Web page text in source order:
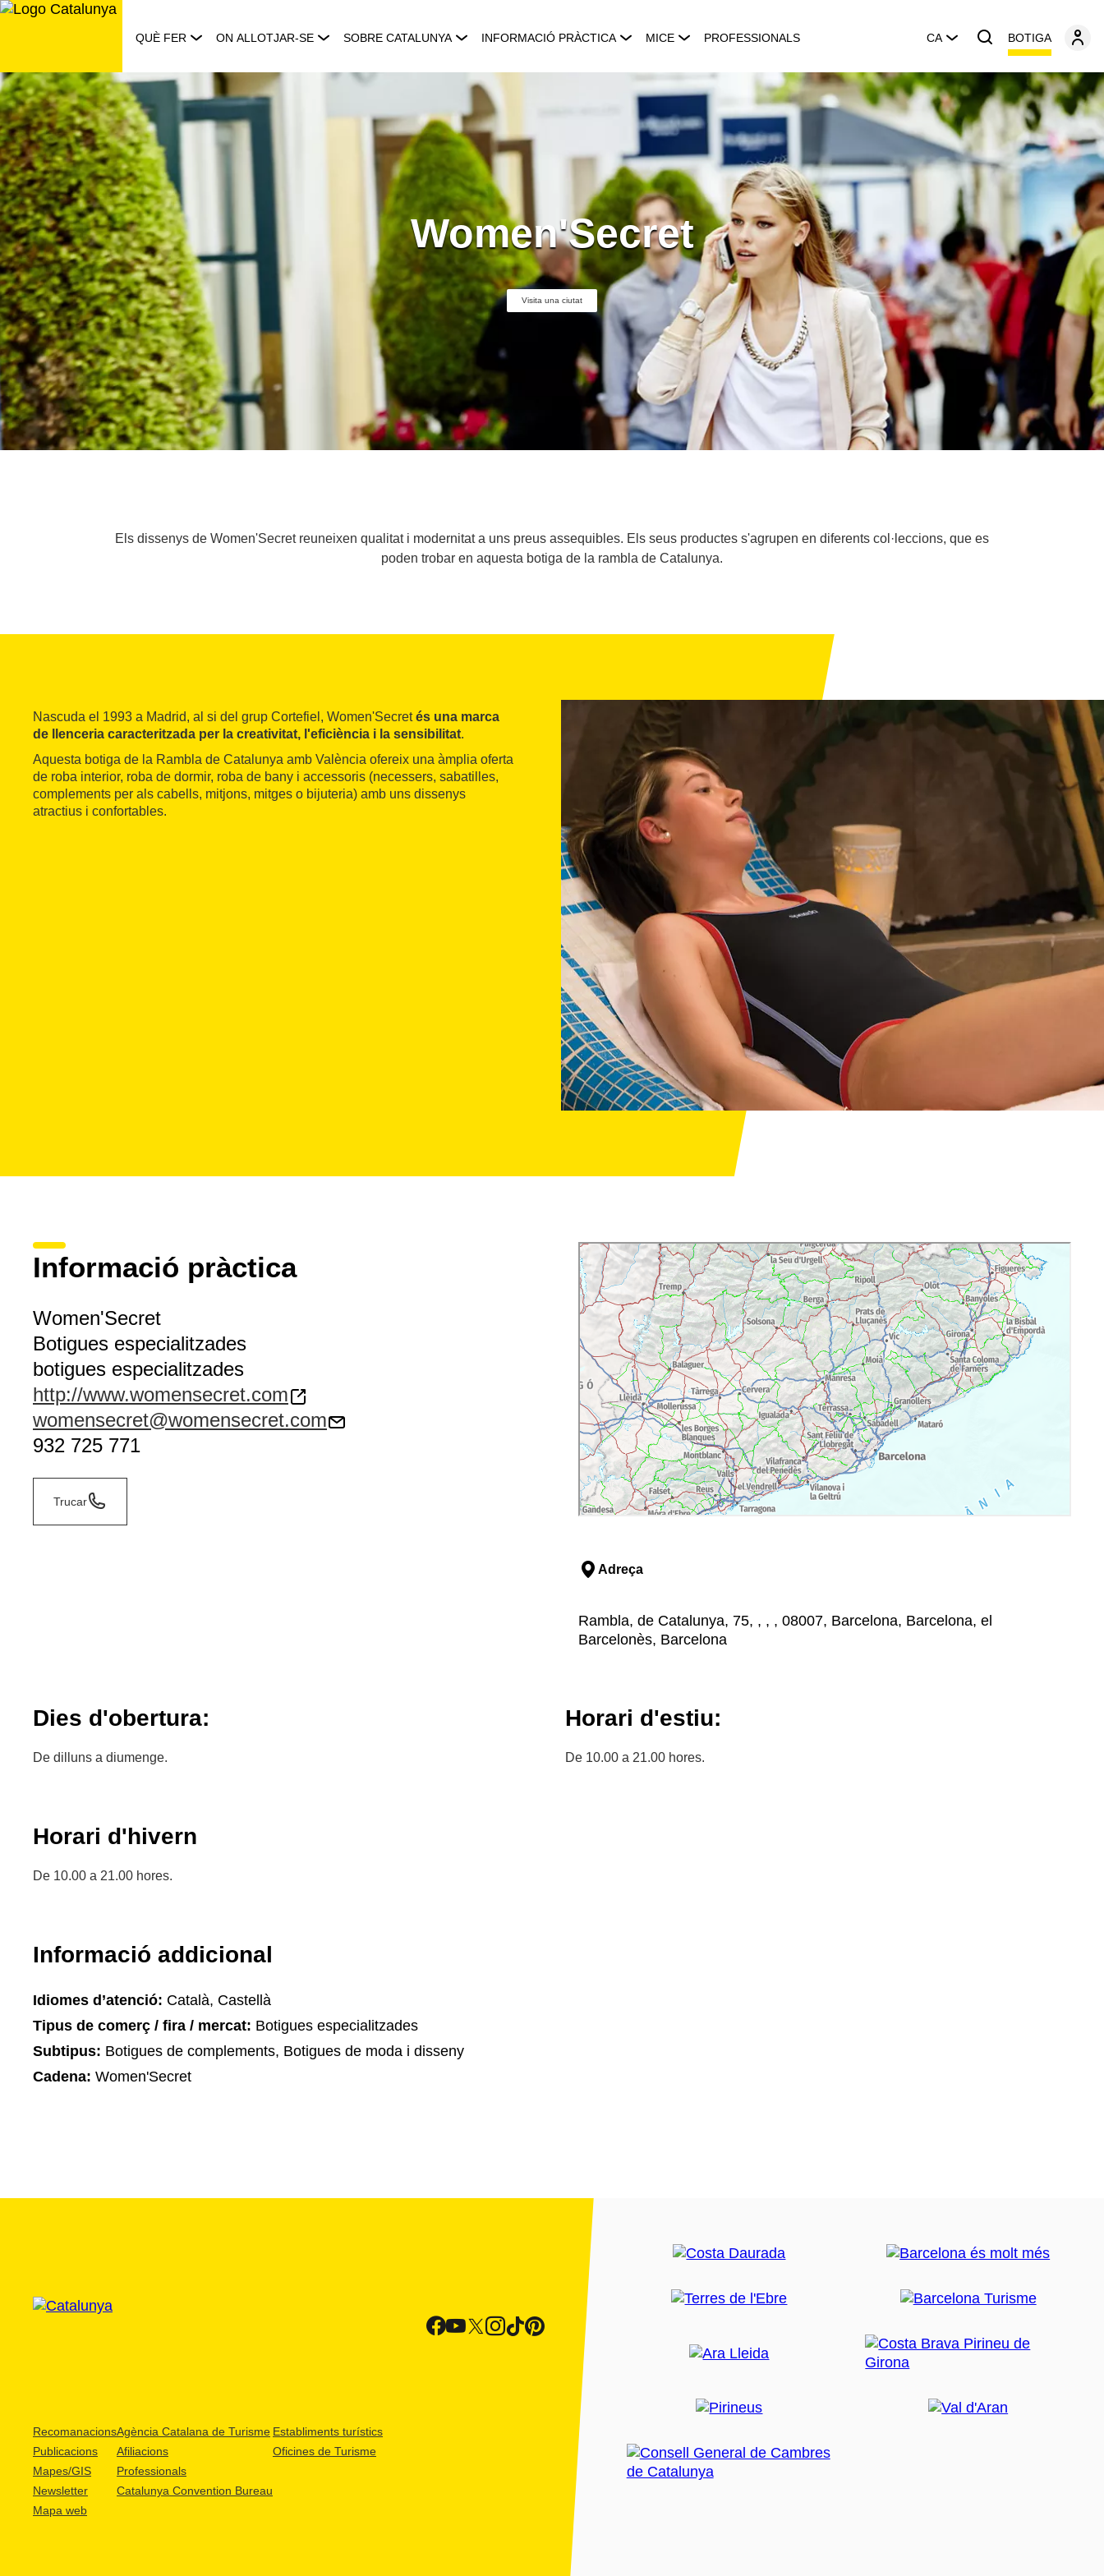
Saltar
QUÈ FER ON ALLOTJAR-SE SOBRE CATALUNYA INFORMACIÓ PRÀCTICA MICE PROFESSIONALS CA BOTIGA
Women'Secret
Visita una ciutat
Els dissenys de Women'Secret reuneixen qualitat i modernitat a uns preus assequibles. Els seus productes s'agrupen en diferents col·leccions, que es
poden trobar en aquesta botiga de la rambla de Catalunya.
Nascuda el 1993 a Madrid, al si del grup Cortefiel, Women'Secretés una marca
de llenceria caracteritzada per la creativitat, l'eficiència i la sensibilitat.
Aquesta botiga de la Rambla de Catalunya amb València ofereix una àmplia oferta
de roba interior, roba de dormir, roba de bany i accessoris (necessers, sabatilles,
complements per als cabells, mitjons, mitges o bijuteria) amb uns dissenys
atractius i confortables.
Informació pràctica
Women'Secret
Botigues especialitzades
botigues especialitzades
http://www.womensecret.com
womensecret@womensecret.com
932 725 771
Trucar
Adreça
Rambla, de Catalunya, 75, , , , 08007, Barcelona, Barcelona, el
Barcelonès, Barcelona
Dies d'obertura:
De dilluns a diumenge.
Horari d'estiu:
De 10.00 a 21.00 hores.
Horari d'hivern
De 10.00 a 21.00 hores.
Informació addicional
Idiomes d’atenció: Català, Castellà
Tipus de comerç / fira / mercat: Botigues especialitzades
Subtipus: Botigues de complements, Botigues de moda i disseny
Cadena: Women'Secret
Recomanacions
Publicacions
Mapes/GIS
Newsletter
Mapa web
Agència Catalana de Turisme
Afiliacions
Professionals
Catalunya Convention Bureau
Establiments turístics
Oficines de Turisme